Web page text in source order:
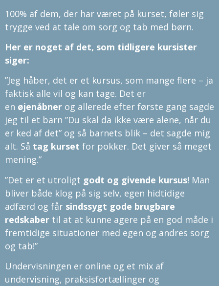
100% af dem, der har været på kurset, føler sig
trygge ved at tale om sorg og tab med børn.
Her er noget af det, som tidligere kursister
siger:
”Jeg håber, det er et kursus, som mange flere – ja
faktisk alle vil og kan tage. Det er
en øjenåbner og allerede efter første gang sagde
jeg til et barn ”Du skal da ikke være alene, når du
er ked af det” og så barnets blik – det sagde mig
alt. Så tag kurset for pokker. Det giver så meget
mening.”
”Det er et utroligt godt og givende kursus! Man
bliver både klog på sig selv, egen hidtidige
adfærd og får sindssygt gode brugbare
redskaber til at at kunne agere på en god måde i
fremtidige situationer med egen og andres sorg
og tab!”
Undervisningen er online og et mix af
undervisning, praksisfortællinger og